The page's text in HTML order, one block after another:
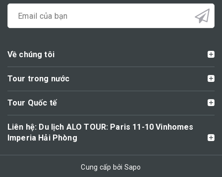
Về chúng tôi
Tour trong nước
Tour Quốc tế
Liên hệ: Du lịch ALO TOUR: Paris 11-10 Vinhomes
Imperia Hải Phòng
Cung cấp bởi Sapo